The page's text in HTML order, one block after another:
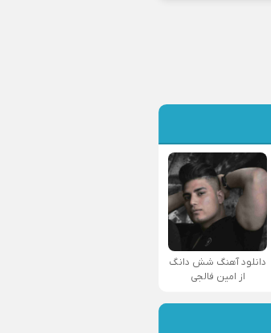
دانلود آهنگ شش دانگ
از امین فالجی